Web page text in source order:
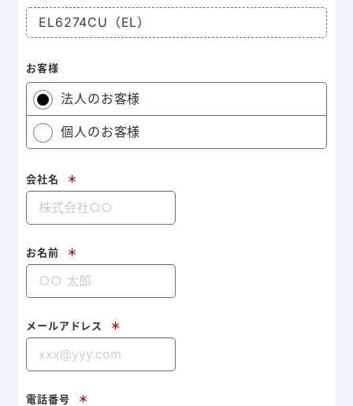
EL6274CU（EL）
お客様
法人のお客様
個人のお客様
会社名 ＊
お名前 ＊
メールアドレス ＊
電話番号 ＊